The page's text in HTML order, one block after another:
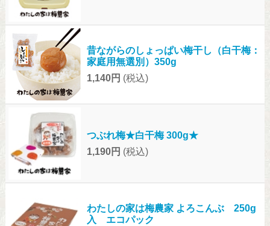
昔ながらのしょっぱい梅干し（白干梅：
家庭用無選別）350g
1,140円 (税込)
つぶれ梅★白干梅 300g★
1,190円 (税込)
わたしの家は梅農家 よろこんぶ 250g
入 エコパック